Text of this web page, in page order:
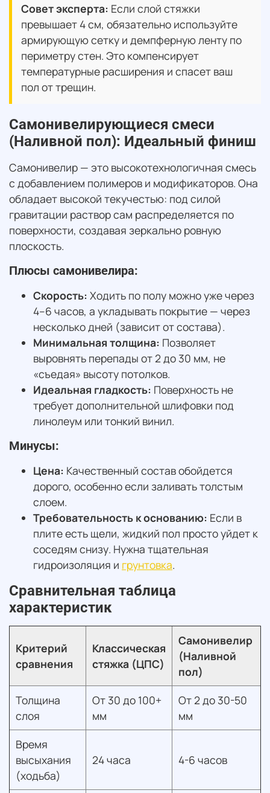
Совет эксперта: Если слой стяжки
превышает 4 см, обязательно используйте
армирующую сетку и демпферную ленту по
периметру стен. Это компенсирует
температурные расширения и спасет ваш
пол от трещин.
Самонивелирующиеся смеси
(Наливной пол): Идеальный финиш
Самонивелир — это высокотехнологичная смесь
с добавлением полимеров и модификаторов. Она
обладает высокой текучестью: под силой
гравитации раствор сам распределяется по
поверхности, создавая зеркально ровную
плоскость.
Плюсы самонивелира:
Скорость: Ходить по полу можно уже через
4–6 часов, а укладывать покрытие — через
несколько дней (зависит от состава).
Минимальная толщина: Позволяет
выровнять перепады от 2 до 30 мм, не
«съедая» высоту потолков.
Идеальная гладкость: Поверхность не
требует дополнительной шлифовки под
линолеум или тонкий винил.
Минусы:
Цена: Качественный состав обойдется
дорого, особенно если заливать толстым
слоем.
Требовательность к основанию: Если в
плите есть щели, жидкий пол просто уйдет к
соседям снизу. Нужна тщательная
гидроизоляция и грунтовка.
Сравнительная таблица
характеристик
Критерий
сравнения
Классическая
стяжка (ЦПС)
Самонивелир
(Наливной
пол)
Толщина
слоя
От 30 до 100+
мм
От 2 до 30-50
мм
Время
высыхания
(ходьба)
24 часа 4-6 часов